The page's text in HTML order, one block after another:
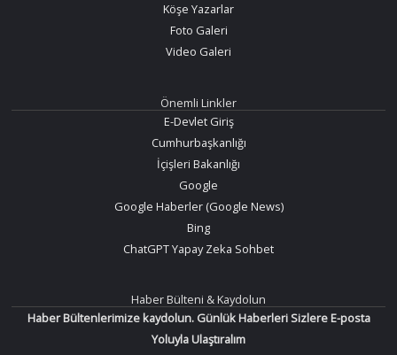
Köşe Yazarlar
Foto Galeri
Video Galeri
Önemli Linkler
E-Devlet Giriş
Cumhurbaşkanlığı
İçişleri Bakanlığı
Google
Google Haberler (Google News)
Bing
ChatGPT Yapay Zeka Sohbet
Haber Bülteni & Kaydolun
Haber Bültenlerimize kaydolun. Günlük Haberleri Sizlere E-posta
Yoluyla Ulaştıralım